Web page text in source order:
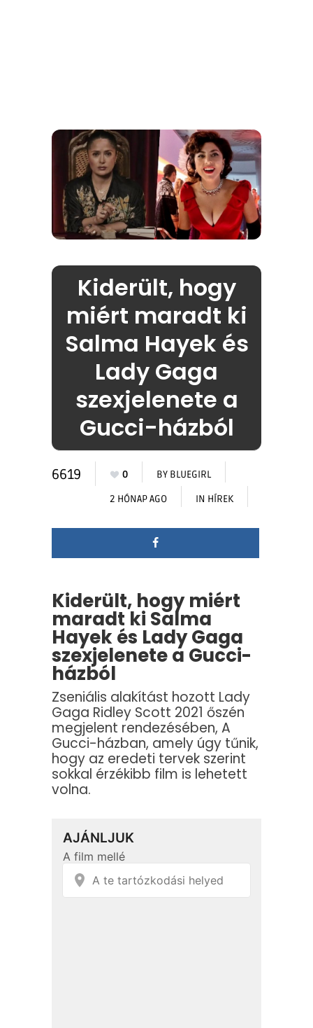
Kiderült, hogy
miért maradt ki
Salma Hayek és
Lady Gaga
szexjelenete a
Gucci-házból
6619 0 BY BLUEGIRL
2 HÓNAP AGO IN HÍREK
Kiderült, hogy miért
maradt ki Salma
Hayek és Lady Gaga
szexjelenete a Gucci-
házból
Zseniális alakítást hozott Lady
Gaga Ridley Scott 2021 őszén
megjelent rendezésében, A
Gucci-házban, amely úgy tűnik,
hogy az eredeti tervek szerint
sokkal érzékibb film is lehetett
volna.